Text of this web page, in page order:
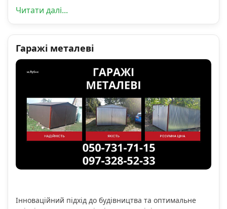
Читати далі...
Гаражі металеві
Інноваційний підхід до будівництва та оптимальне